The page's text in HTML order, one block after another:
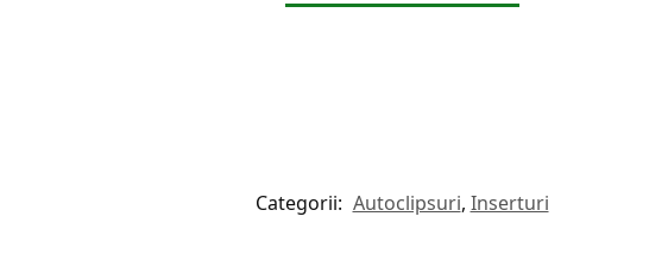
Categorii: Autoclipsuri, Inserturi